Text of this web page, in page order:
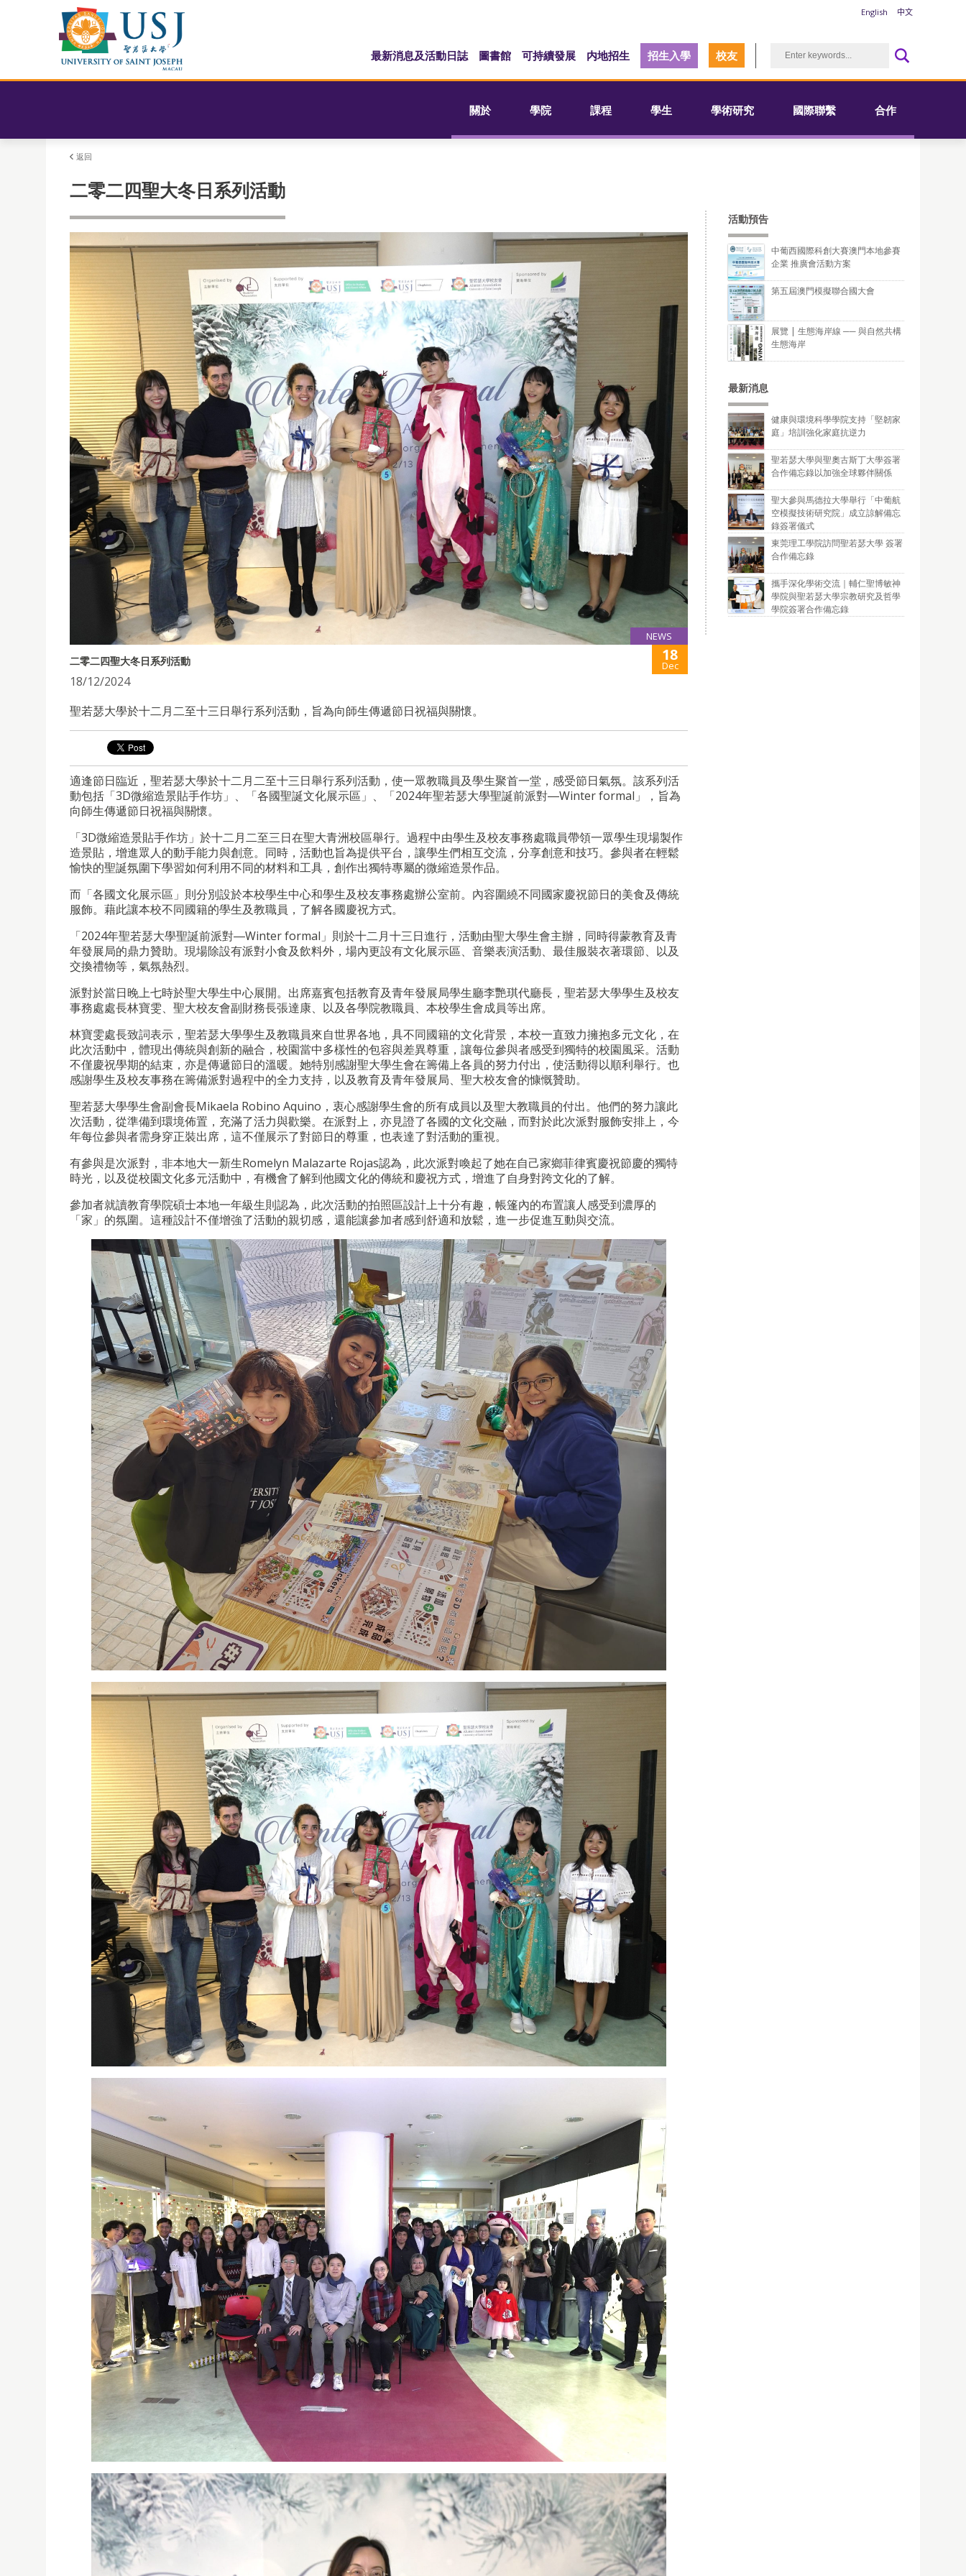
English 中文
最新消息及活動日誌 圖書館 可持續發展 内地招生 招生入學 校友
關於 學院 課程 學生 學術研究 國際聯繫 合作
返回
二零二四聖大冬日系列活動
NEWS
二零二四聖大冬日系列活動 18
Dec
18/12/2024
聖若瑟大學於十二月二至十三日舉行系列活動，旨為向師生傳遞節日祝福與關懷。
適逢節日臨近，聖若瑟大學於十二月二至十三日舉行系列活動，使一眾教職員及學生聚首一堂，感受節日氣氛。該系列活
動包括「3D微縮造景貼手作坊 」、「各國聖誕文化展示區」、「2024年聖若瑟大學聖誕前派對―Winter formal」，旨為
向師生傳遞節日祝福與關懷。
「3D微縮造景貼手作坊 」於十二月二至三日在聖大青洲校區舉行。過程中由學生及校友事務處職員帶領一眾學生現場製作
造景貼，增進眾人的動手能力與創意。同時，活動也旨為提供平台，讓學生們相互交流，分享創意和技巧。參與者在輕鬆
愉快的聖誕氛圍下學習如何利用不同的材料和工具，創作出獨特專屬的微縮造景作品。
而 「各國文化展示區」則分別設於本校學生中心和學生及校友事務處辦公室前。內容圍繞不同國家慶祝節日的美食及傳統
服飾。藉此讓本校不同國籍的學生及教職員，了解各國慶祝方式。
「2024年聖若瑟大學聖誕前派對―Winter formal」則於十二月十三日進行，活動由聖大學生會主辦，同時得蒙教育及青
年發展局的鼎力贊助。現場除設有派對小食及飲料外，場內更設有文化展示區、音樂表演活動、最佳服裝衣著環節、以及
交換禮物等，氣氛熱烈。
派對於當日晚上七時於聖大學生中心展開。出席嘉賓包括教育及青年發展局學生廳李艷琪代廳長，聖若瑟大學學生及校友
事務處處長林寶雯、聖大校友會副財務長張達康、以及各學院教職員、本校學生會成員等出席。
林寶雯處長致詞表示， 聖若瑟大學學生及教職員來自世界各地，具不同國籍的文化背景，本校一直致力擁抱多元文化，在
此次活動中，體現出傳統與創新的融合，校園當中多樣性的包容與差異尊重，讓每位參與者感受到獨特的校園風采。活動
不僅慶祝學期的結束，亦是傳遞節日的溫暖。她特別感謝聖大學生會在籌備上各員的努力付出，使活動得以順利舉行。也
感謝學生及校友事務在籌備派對過程中的全力支持，以及教育及青年發展局、聖大校友會的慷慨贊助。
聖若瑟大學學生會副會長Mikaela Robino Aquino ，衷心感謝學生會的所有成員以及聖大教職員的付出。他們的努力讓此
次活動，從準備到環境佈置，充滿了活力與歡樂。在派對上，亦見證了各國的文化交融，而對於此次派對服飾安排上，今
年每位參與者需身穿正裝出席，這不僅展示了對節日的尊重，也表達了對活動的重視。
有參與是次派對，非本地大一新生Romelyn Malazarte Rojas認為，此次派對喚起了她在自己家鄉菲律賓慶祝節慶的獨特
時光，以及從校園文化多元活動中，有機會了解到他國文化的傳統和慶祝方式，增進了自身對跨文化的了解。
參加者就讀教育學院碩士本地一年級生則認為，此次活動的拍照區設計上十分有趣，帳篷內的布置讓人感受到濃厚的
「家」的氛圍。這種設計不僅增強了活動的親切感，還能讓參加者感到舒適和放鬆，進一步促進互動與交流。
活動預告
中葡西國際科創大賽澳門本地參賽
企業 推廣會活動方案
第五屆澳門模擬聯合國大會
展覽 | 生態海岸線 ── 與自然共構
生態海岸
最新消息
健康與環境科學學院支持「堅韌家
庭」培訓強化家庭抗逆力
聖若瑟大學與聖奧古斯丁大學簽署
合作備忘錄以加強全球夥伴關係
聖大參與馬德拉大學舉行「中葡航
空模擬技術研究院」成立諒解備忘
錄簽署儀式
東莞理工學院訪問聖若瑟大學 簽署
合作備忘錄
攜手深化學術交流｜輔仁聖博敏神
學院與聖若瑟大學宗教研究及哲學
學院簽署合作備忘錄